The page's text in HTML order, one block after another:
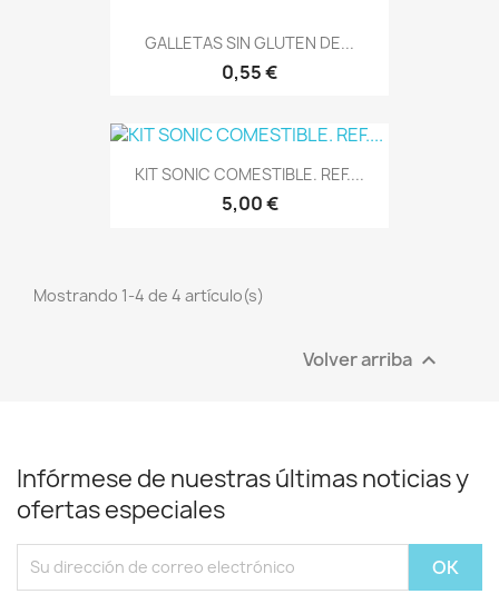
GALLETAS SIN GLUTEN DE...
0,55 €
KIT SONIC COMESTIBLE. REF....
5,00 €
Mostrando 1-4 de 4 artículo(s)
Volver arriba 
Infórmese de nuestras últimas noticias y
ofertas especiales